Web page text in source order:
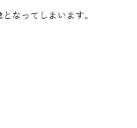
なってしまいます。